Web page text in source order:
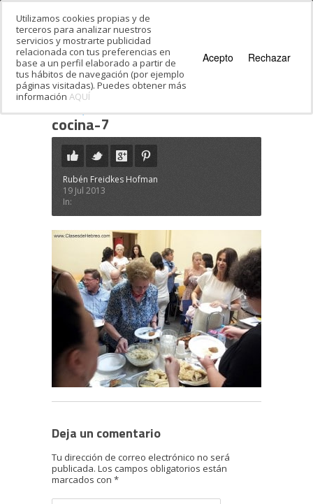
Estás en:
sefardí, ashkenazí o israelí? · cocina-7
cocina-7
Rubén Freidkes Hofman
19 Jul 2013
In:
Deja un comentario
Tu dirección de correo electrónico no será
publicada. Los campos obligatorios están
marcados con *
Utilizamos cookies propias y de
terceros para analizar nuestros
servicios y mostrarte publicidad
relacionada con tus preferencias en
base a un perfil elaborado a partir de
tus hábitos de navegación (por ejemplo
páginas visitadas). Puedes obtener más
información AQUÍ
Acepto Rechazar